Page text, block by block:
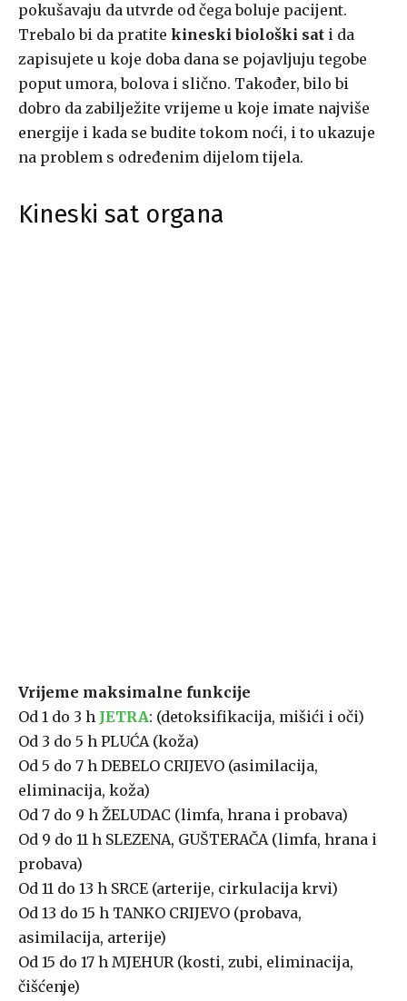
pokušavaju da utvrde od čega boluje pacijent.
Trebalo bi da pratite kineski biološki sat i da
zapisujete u koje doba dana se pojavljuju tegobe
poput umora, bolova i slično. Također, bilo bi
dobro da zabilježite vrijeme u koje imate najviše
energije i kada se budite tokom noći, i to ukazuje
na problem s određenim dijelom tijela.
Kineski sat organa
Vrijeme maksimalne funkcije
Od 1 do 3 h JETRA: (detoksifikacija, mišići i oči)
Od 3 do 5 h PLUĆA (koža)
Od 5 do 7 h DEBELO CRIJEVO (asimilacija,
eliminacija, koža)
Od 7 do 9 h ŽELUDAC (limfa, hrana i probava)
Od 9 do 11 h SLEZENA, GUŠTERAČA (limfa, hrana i
probava)
Od 11 do 13 h SRCE (arterije, cirkulacija krvi)
Od 13 do 15 h TANKO CRIJEVO (probava,
asimilacija, arterije)
Od 15 do 17 h MJEHUR (kosti, zubi, eliminacija,
čišćenje)